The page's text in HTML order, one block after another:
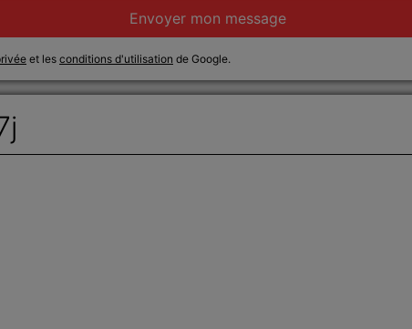
Envoyer mon message
et les conditions d'utilisation de Google.